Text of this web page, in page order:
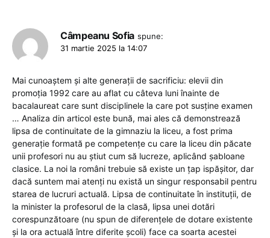
Câmpeanu Sofia spune:
31 martie 2025 la 14:07
Mai cunoaștem și alte generații de sacrificiu: elevii din
promoția 1992 care au aflat cu câteva luni înainte de
bacalaureat care sunt disciplinele la care pot susține examen
… Analiza din articol este bună, mai ales că demonstrează
lipsa de continuitate de la gimnaziu la liceu, a fost prima
generație formată pe competențe cu care la liceu din păcate
unii profesori nu au știut cum să lucreze, aplicând șabloane
clasice. La noi la români trebuie să existe un țap ispășitor, dar
dacă suntem mai atenți nu există un singur responsabil pentru
starea de lucruri actuală. Lipsa de continuitate în instituții, de
la minister la profesorul de la clasă, lipsa unei dotări
corespunzătoare (nu spun de diferențele de dotare existente
și la ora actuală între diferite școli) face ca soarta acestei